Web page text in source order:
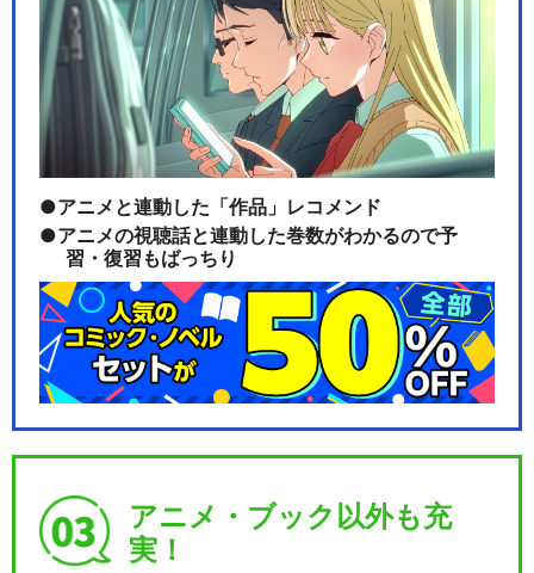
アニメと連動した「作品」レコメンド
アニメの視聴話と連動した巻数がわかるので予
習・復習もばっちり
アニメ・ブック以外も充
実！